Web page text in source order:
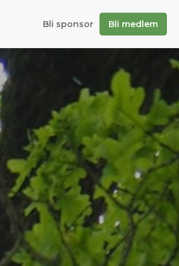
Bli sponsor Bli medlem